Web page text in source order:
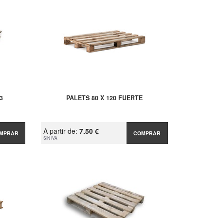
PALETS 80 X 120 FUERTE
A partir de:7.50 €
SIN IVA
COMPRAR